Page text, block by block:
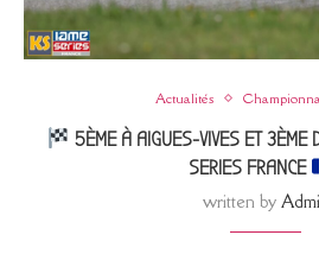
Actualités
5ÈME À AIGUES-VIVES ET 3ÈME
SERIES FRANCE
written by